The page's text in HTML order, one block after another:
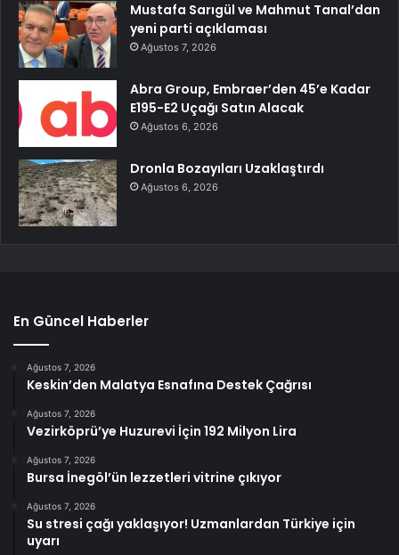
Mustafa Sarıgül ve Mahmut Tanal’dan
yeni parti açıklaması
Ağustos 7, 2026
Abra Group, Embraer’den 45’e Kadar
E195-E2 Uçağı Satın Alacak
Ağustos 6, 2026
Dronla Bozayıları Uzaklaştırdı
Ağustos 6, 2026
En Güncel Haberler
Ağustos 7, 2026
Keskin’den Malatya Esnafına Destek Çağrısı
Ağustos 7, 2026
Vezirköprü’ye Huzurevi İçin 192 Milyon Lira
Ağustos 7, 2026
Bursa İnegöl’ün lezzetleri vitrine çıkıyor
Ağustos 7, 2026
Su stresi çağı yaklaşıyor! Uzmanlardan Türkiye için
uyarı